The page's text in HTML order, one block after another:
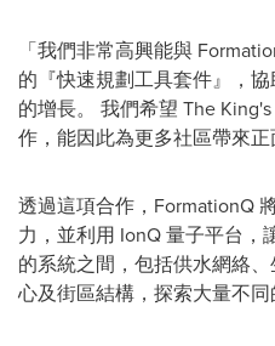
「我們非常高興能與
的『快速規劃工具套件』，
的增長。 我們希望 The
作，能因此為更多社區帶來正
透過這項合作，FormationQ
力，並利用 IonQ 量子平台，
的系統之間，包括供水網絡
心及街區結構，探索大量不同